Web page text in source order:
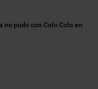
no pudo con Colo Colo en